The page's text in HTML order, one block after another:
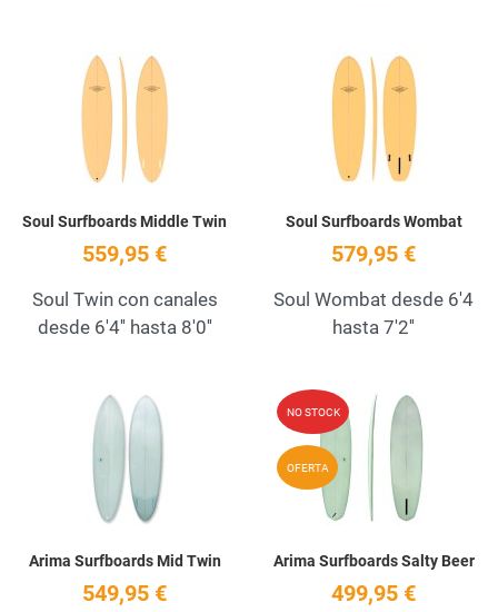
Add to Wishlist
Soul Surfboards Middle Twin
559,95 €
Soul Twin con canales
desde 6'4'' hasta 8'0''
Soul Surfboards Wombat
579,95 €
Soul Wombat desde 6'4
hasta 7'2''
Add to Wishlist
Quick View
Arima Surfboards Mid Twin
549,95 €
NO STOCK
OFERTA
Arima Surfboards Salty Beer
499,95 €